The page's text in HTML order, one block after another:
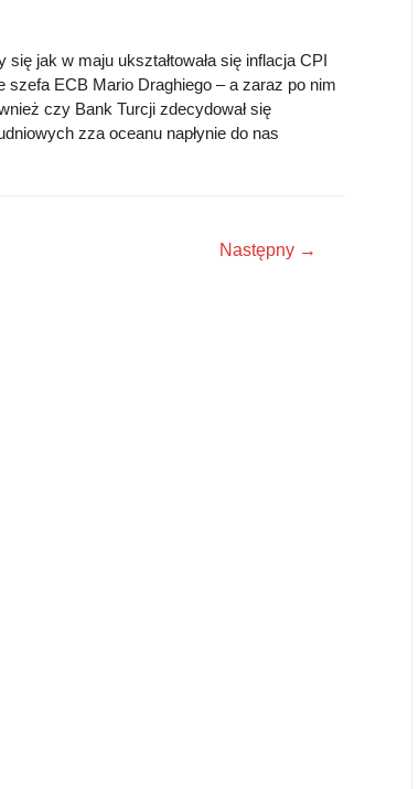
jak w maju ukształtowała się inflacja CPI
szefa ECB Mario Draghiego – a zaraz po nim
czy Bank Turcji zdecydował się
zza oceanu napłynie do nas
Następny →